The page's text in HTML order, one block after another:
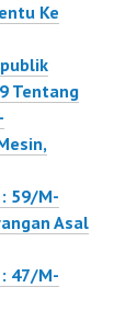
Ke
Tentang
59/M-
Asal
47/M-